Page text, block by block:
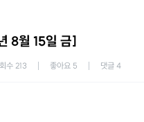
8월 15일 금]
수 213 좋아요 5 댓글 4